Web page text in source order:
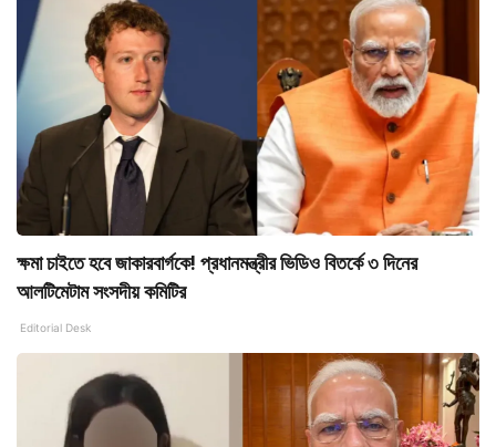
ক্ষমা চাইতে হবে জাকারবার্গকে! প্রধানমন্ত্রীর ভিডিও বিতর্কে ৩ দিনের
আলটিমেটাম সংসদীয় কমিটির
Editorial Desk